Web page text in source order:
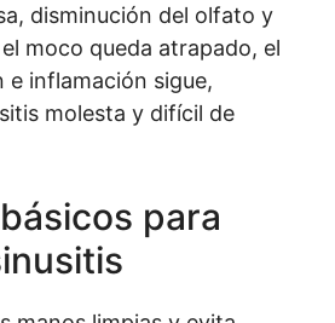
disminución del olfato y
moco queda atrapado, el
e inflamación sigue,
molesta y difícil de
para